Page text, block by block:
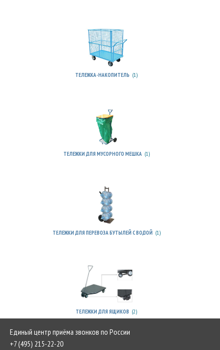
ТЕЛЕЖКА-НАКОПИТЕЛЬ (1)
ТЕЛЕЖКИ ДЛЯ МУСОРНОГО МЕШКА (1)
ТЕЛЕЖКИ ДЛЯ ПЕРЕВОЗА БУТЫЛЕЙ С ВОДОЙ (1)
ТЕЛЕЖКИ ДЛЯ ЯЩИКОВ (2)
Единый центр приёма звонков по России
+7 (495) 215-22-20